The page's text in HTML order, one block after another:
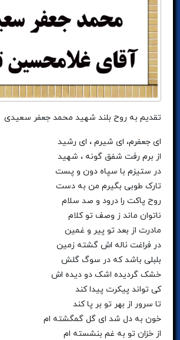
تقدیم به روح بلند شهید محمد جعفر سعیدی
ای جعفرم، ای شیرم ، ای رشید
از برم رفت شفق گونه ، شهید
در ستیزم با سپاه دون و پست
تارک طوبی بگیرم من به دست
روح پاکت را درود و صد سلام
ناتوان ماند ز وصف تو کلام
مادرت از بعد تو پیر و غمین
در فراغت ناله اش گشته زمین
بلبلی باشد که در سوگ گلش
خشک گردیده اشک دو دیده اش
کی تواند پیکرت پیدا کند
تا سرور از بهر تو بر پا کند
خون به دل شد ای گل گمگشته ام
از خزان تو به غم بنشسته ام